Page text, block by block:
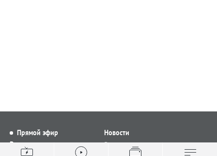
Прямой эфир
Видео
Новости
Все новости